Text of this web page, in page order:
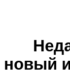
новый